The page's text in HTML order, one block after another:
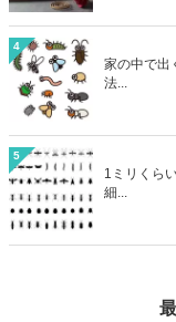
4
家の中で出
法...
5
1ミリくら
細...